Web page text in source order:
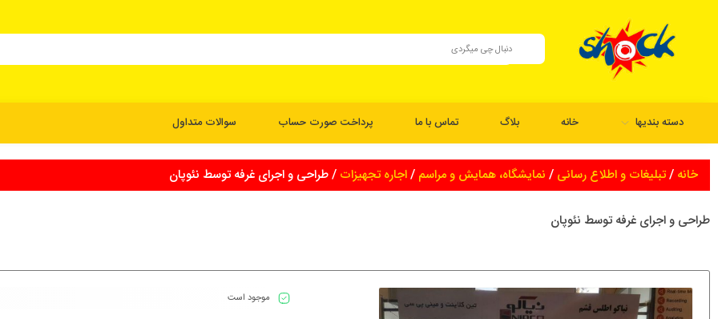
دسته بندیها خانه بلاگ تماس با ما پرداخت صورت حساب سوالات متداول
خانه /تبلیغات و اطلاع رسانی / نمایشگاه، همایش و مراسم /اجاره تجهیزات / طراحی و اجرای غرفه توسط نئوپان
طراحی و اجرای غرفه توسط نئوپان
موجود است